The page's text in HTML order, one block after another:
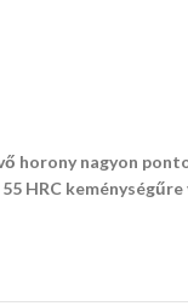
horony nagyon
HRC keménységűre